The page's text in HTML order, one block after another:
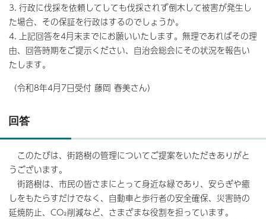
3. 行政に伐採を依頼してしても伐採されず倒木して被害が発生し
た場合、その保証を行政はするのでしょうか。
4. 上記回答を4月末までにお願いいたします。無理であればその理
由、回答時期をご提示ください、自治会総会にその状況を報告い
たします。
（令和8年4月7日受付 藤岡 春美さん）
回答
このたびは、街路樹の管理についてご提案をいただきありがと
うございます。
街路樹は、市民の皆さまにとって身近な緑であり、安らぎや癒
しをもたらすだけでなく、自動車と歩行者の安全確保、災害時の
延焼防止、CO₂削減など、さまざまな役割を担っています。